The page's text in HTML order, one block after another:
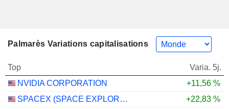
Palmarès Variations capitalisations
Top
Varia. 5j.
NVIDIA CORPORATION
+11,56 %
SPACEX (SPACE EXPLORATION TECHNOLOGIES)
+22,83 %